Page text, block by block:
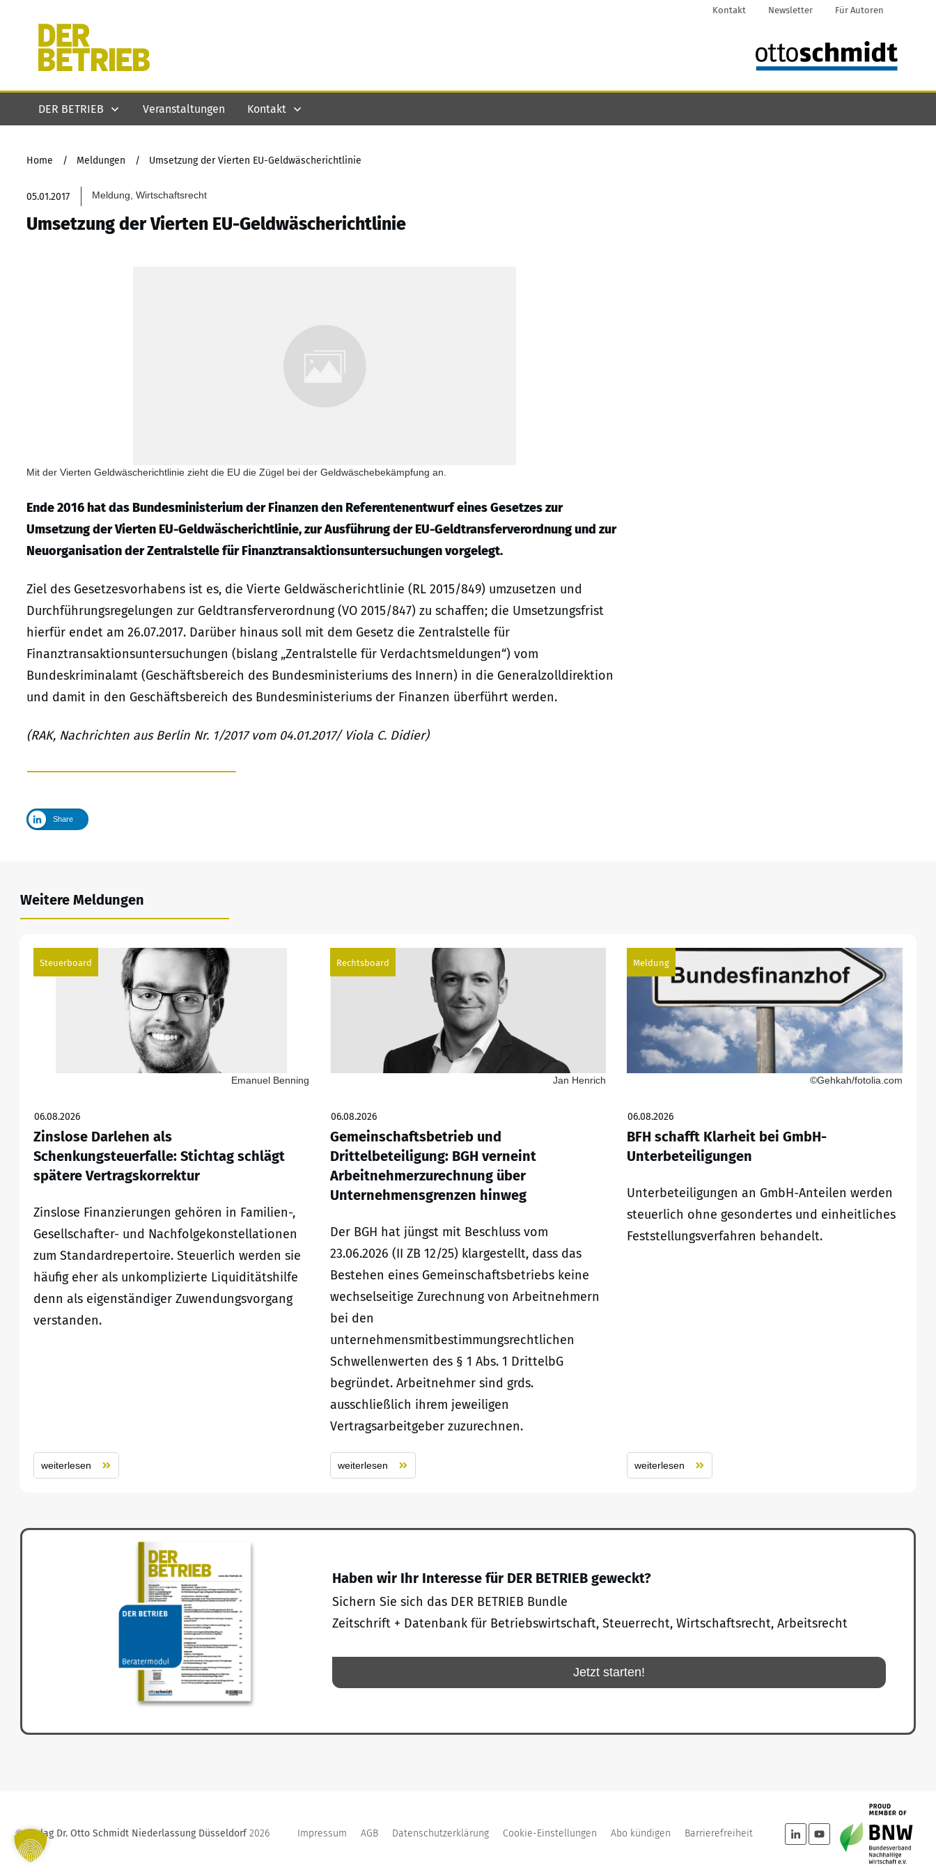
Kontakt Newsletter Für Autoren
DER BETRIEB Veranstaltungen Kontakt
Home / Meldungen / Umsetzung der Vierten EU-Geldwäscherichtlinie
05.01.2017 Meldung, Wirtschaftsrecht
Umsetzung der Vierten EU-Geldwäscherichtlinie
Mit der Vierten Geldwäscherichtlinie zieht die EU die Zügel bei der Geldwäschebekämpfung an.
Ende 2016 hat das Bundesministerium der Finanzen den Referentenentwurf eines Gesetzes zur
Umsetzung der Vierten EU-Geldwäscherichtlinie, zur Ausführung der EU-Geldtransferverordnung und zur
Neuorganisation der Zentralstelle für Finanztransaktionsuntersuchungen vorgelegt.
Ziel des Gesetzesvorhabens ist es, die Vierte Geldwäscherichtlinie (RL 2015/849) umzusetzen und
Durchführungsregelungen zur Geldtransferverordnung (VO 2015/847) zu schaffen; die Umsetzungsfrist
hierfür endet am 26.07.2017. Darüber hinaus soll mit dem Gesetz die Zentralstelle für
Finanztransaktionsuntersuchungen (bislang „Zentralstelle für Verdachtsmeldungen“) vom
Bundeskriminalamt (Geschäftsbereich des Bundesministeriums des Innern) in die Generalzolldirektion
und damit in den Geschäftsbereich des Bundesministeriums der Finanzen überführt werden.
(RAK, Nachrichten aus Berlin Nr. 1/2017 vom 04.01.2017/ Viola C. Didier)
Share
Weitere Meldungen
Steuerboard
Emanuel Benning
06.08.2026
Zinslose Darlehen als
Schenkungsteuerfalle: Stichtag schlägt
spätere Vertragskorrektur
Zinslose Finanzierungen gehören in Familien-,
Gesellschafter- und Nachfolgekonstellationen
zum Standardrepertoire. Steuerlich werden sie
häufig eher als unkomplizierte Liquiditätshilfe
denn als eigenständiger Zuwendungsvorgang
verstanden.
weiterlesen
Rechtsboard
Jan Henrich
06.08.2026
Gemeinschaftsbetrieb und
Drittelbeteiligung: BGH verneint
Arbeitnehmerzurechnung über
Unternehmensgrenzen hinweg
Der BGH hat jüngst mit Beschluss vom
23.06.2026 (II ZB 12/25) klargestellt, dass das
Bestehen eines Gemeinschaftsbetriebs keine
wechselseitige Zurechnung von Arbeitnehmern
bei den
unternehmensmitbestimmungsrechtlichen
Schwellenwerten des § 1 Abs. 1 DrittelbG
begründet. Arbeitnehmer sind grds.
ausschließlich ihrem jeweiligen
Vertragsarbeitgeber zuzurechnen.
weiterlesen
Meldung
©Gehkah/fotolia.com
06.08.2026
BFH schafft Klarheit bei GmbH-
Unterbeteiligungen
Unterbeteiligungen an GmbH-Anteilen werden
steuerlich ohne gesondertes und einheitliches
Feststellungsverfahren behandelt.
weiterlesen
Haben wir Ihr Interesse für DER BETRIEB geweckt?
Sichern Sie sich das DER BETRIEB Bundle
Zeitschrift + Datenbank für Betriebswirtschaft, Steuerrecht, Wirtschaftsrecht, Arbeitsrecht
Jetzt starten!
©Verlag Dr. Otto Schmidt Niederlassung Düsseldorf 2026 Impressum AGB Datenschutzerklärung Cookie-Einstellungen Abo kündigen Barrierefreiheit